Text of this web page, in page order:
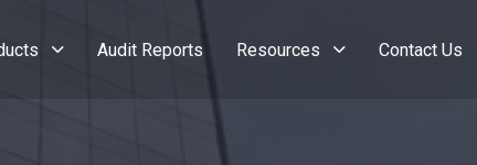
Audit Reports Resources Contact Us